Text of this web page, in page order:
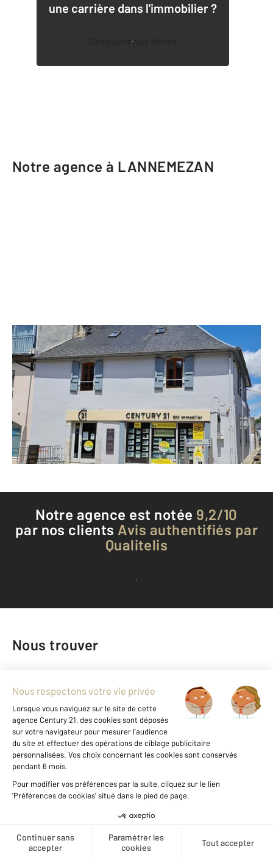
Créer une alerte
une carrière dans l'immobilier ?
Découvrir nos offres
Notre agence à LANNEMEZAN
CENTURY 21 GM Immobilier
151 rue Georges Clémenceau
LANNEMEZAN - 65300
Envoyer un message
Téléphoner à l'agence
Notre agence est notée 9,2/10
par nos clients Avis authentifiés par
Qualitelis
Voir tous les avis clients
Nous trouver